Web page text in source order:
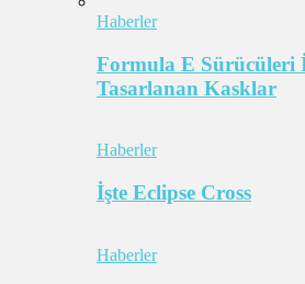
Haberler
Formula E Sürücüleri
Tasarlanan Kasklar
Haberler
İşte Eclipse Cross
Haberler